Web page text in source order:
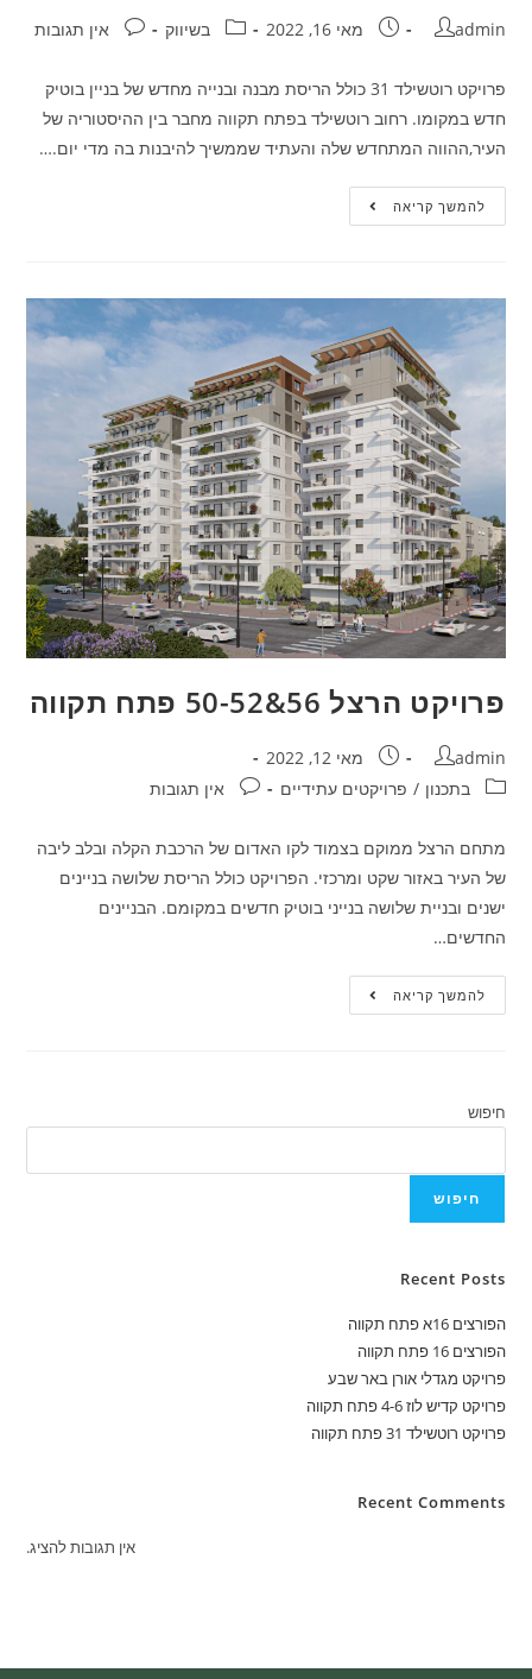
admin מאי 16, 2022 בשיווק אין תגובות
פרויקט רוטשילד 31 כולל הריסת מבנה ובנייה מחדש של בניין בוטיק
חדש במקומו. רחוב רוטשילד בפתח תקווה מחבר בין ההיסטוריה של
העיר,ההווה המתחדש שלה והעתיד שממשיך להיבנות בה מדי יום.…
להמשך קריאה
פרויקט הרצל 56&50-52 פתח תקווה
admin
מאי 12, 2022
בתכנון / פרויקטים עתידיים אין תגובות
מתחם הרצל ממוקם בצמוד לקו האדום של הרכבת הקלה ובלב ליבה
של העיר באזור שקט ומרכזי. הפרויקט כולל הריסת שלושה בניינים
ישנים ובניית שלושה בנייני בוטיק חדשים במקומם. הבניינים
החדשים…
להמשך קריאה
חיפוש
חיפוש
Recent Posts
הפורצים 16א פתח תקווה
הפורצים 16 פתח תקווה
פרויקט מגדלי אורן באר שבע
פרויקט קדיש לוז 4-6 פתח תקווה
פרויקט רוטשילד 31 פתח תקווה
Recent Comments
אין תגובות להציג.